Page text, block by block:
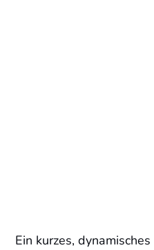
Ein kurzes,